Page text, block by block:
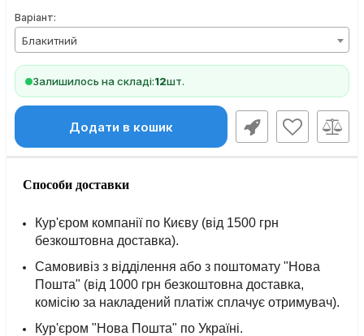
Варіант:
Блакитний
Залишилось на складі:12шт.
Додати в кошик
Способи доставки
Кур'єром компанії по Києву (від 1500 грн
безкоштовна доставка).
Самовивіз з відділення або з поштомату "Нова
Пошта" (від 1000 грн безкоштовна доставка,
комісію за накладений платіж сплачує отримувач).
Кур'єром "Нова Пошта" по Україні.